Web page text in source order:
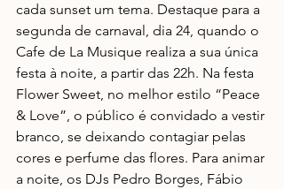
cada sunset um tema. Destaque para a
segunda de carnaval, dia 24, quando o
Cafe de La Musique realiza a sua única
festa à noite, a partir das 22h. Na festa
Flower Sweet, no melhor estilo “Peace
& Love”, o público é convidado a vestir
branco, se deixando contagiar pelas
cores e perfume das flores. Para animar
a noite, os DJs Pedro Borges, Fábio